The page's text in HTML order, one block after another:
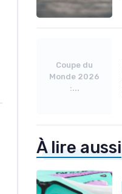
Coupe du
Monde 2026
:...
À lire aussi